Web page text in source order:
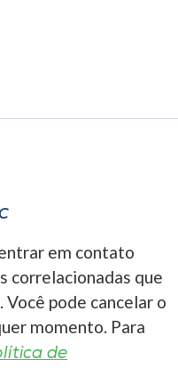
em contato
correlacionadas que
pode cancelar o
momento. Para
de